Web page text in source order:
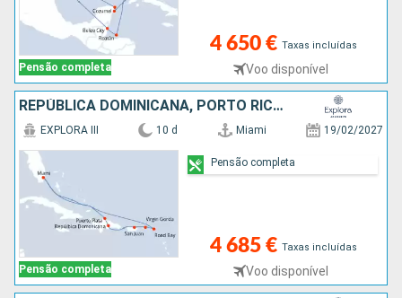
Pensão completa
4 650 € Taxas incluídas
Voo disponível
REPÚBLICA DOMINICANA, PORTO RICO, VIRGIN GORDA, ANGUILHAS, ESTADOS UNIDOS
Pensão completa
EXPLORA III 10 d Miami 19/02/2027
4 685 € Taxas incluídas
Voo disponível
Pensão completa